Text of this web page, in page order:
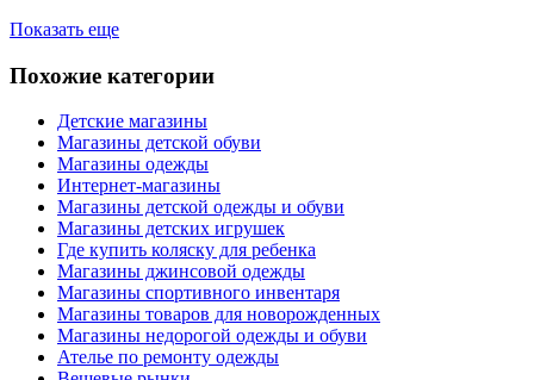
Показать еще
Похожие категории
Детские магазины
Магазины детской обуви
Магазины одежды
Интернет-магазины
Магазины детской одежды и обуви
Магазины детских игрушек
Где купить коляску для ребенка
Магазины джинсовой одежды
Магазины спортивного инвентаря
Магазины товаров для новорожденных
Магазины недорогой одежды и обуви
Ателье по ремонту одежды